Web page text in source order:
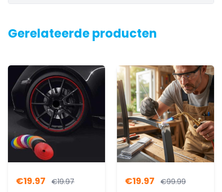
Gerelateerde producten
€19.97 €19.97 €19.97 €99.99